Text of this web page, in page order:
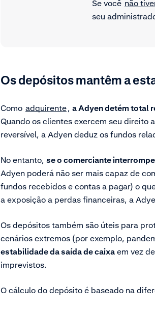
Se você não
seu
Os depósitos mantêm a
Como adquirente, a Adyen detém total
Quando os clientes exercem seu direito
reversível, a Adyen deduz os fundos
No entanto, se o comerciante
Adyen poderá não ser mais capaz de
fundos recebidos e contas a pagar) o
a exposição a perdas financeiras, a
Os depósitos também são úteis para
cenários extremos (por exemplo,
estabilidade da saída de caixa em vez
imprevistos.
O cálculo do depósito é baseado na